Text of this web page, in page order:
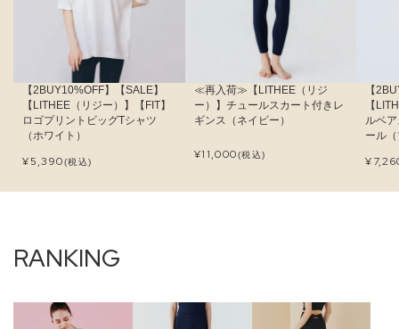
【2BUY10%OFF】【SALE】
【LITHEE（リジー）】【FIT】
ロゴプリントビッグTシャツ
（ホワイト）
¥5,390(税込)
≪再入荷≫【LITHEE（リジ
ー）】チュールスカート付きレ
ギンス（ネイビー）
¥11,000(税込)
【
【
ルベ
ール
¥